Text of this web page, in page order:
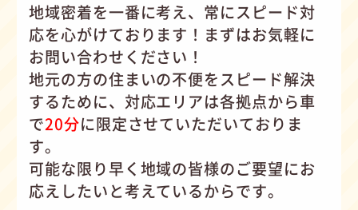
地域密着を一番に考え、常にスピード対
応を心がけております！まずはお気軽に
お問い合わせください！
地元の方の住まいの不便をスピード解決
するために、対応エリアは各拠点から車
で20分に限定させていただいておりま
す。
可能な限り早く地域の皆様のご要望にお
応えしたいと考えているからです。